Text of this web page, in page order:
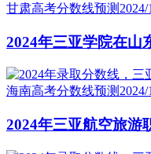
甘肃高考分数线预测 2024/
2024年三亚学院在山
海南高考分数线预测 2024/
2024年三亚航空旅游